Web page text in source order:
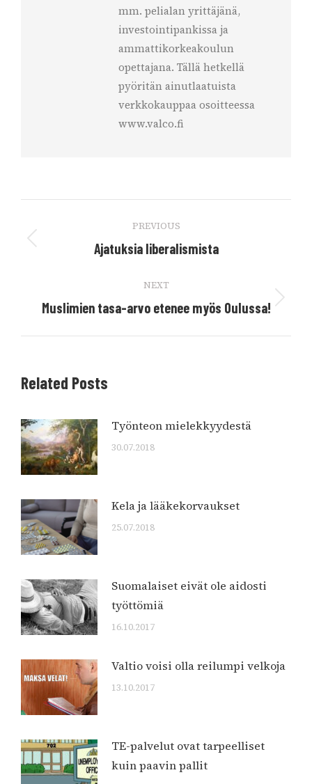
mm. pelialan yrittäjänä,
investointipankissa ja
ammattikorkeakoulun
opettajana. Tällä hetkellä
pyöritän ainutlaatuista
verkkokauppaa osoitteessa
www.valco.fi
navigation
PREVIOUS
Previous
Ajatuksia liberalismista
NEXT
Next
Muslimien tasa-arvo etenee myös Oulussa!
Related Posts
Työnteon mielekkyydestä
30.07.2018
Kela ja lääkekorvaukset
25.07.2018
Suomalaiset eivät ole aidosti
työttömiä
16.10.2017
Valtio voisi olla reilumpi velkoja
13.10.2017
TE-palvelut ovat tarpeelliset
kuin paavin pallit